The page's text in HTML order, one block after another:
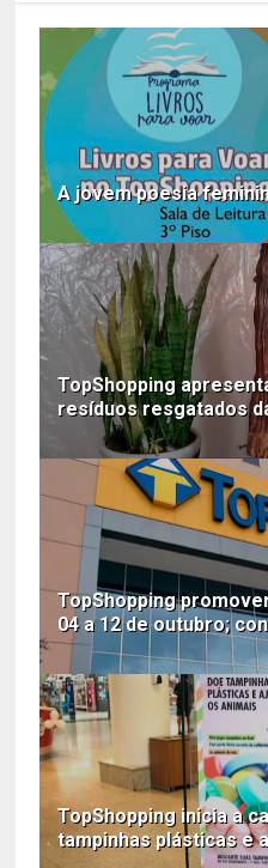
A jovem poesia
TopShopping
resíduos resgatados
TopShopping
04 a 12 de outubro;
TopShopping inicia a
tampinhas plásticas e